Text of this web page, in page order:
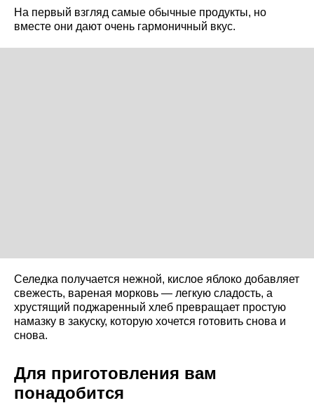
На первый взгляд самые обычные продукты, но
вместе они дают очень гармоничный вкус.
Селедка получается нежной, кислое яблоко добавляет
свежесть, вареная морковь — легкую сладость, а
хрустящий поджаренный хлеб превращает простую
намазку в закуску, которую хочется готовить снова и
снова.
Для приготовления вам
понадобится